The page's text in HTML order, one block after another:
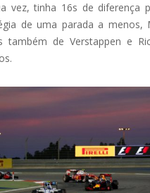
vez, tinha 16s de diferença
de uma parada a menos,
também de Verstappen e